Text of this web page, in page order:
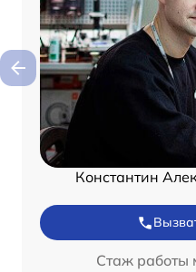
Константин
Стаж работы